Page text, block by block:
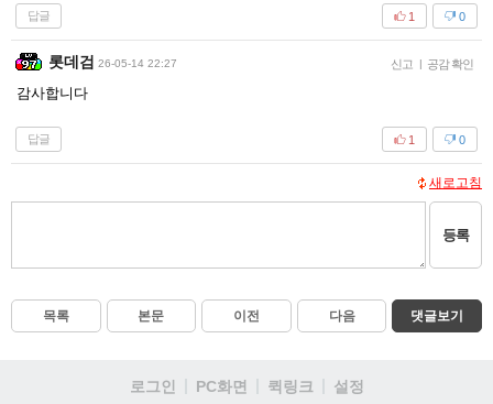
답글 0
1
롯데검 26-05-14 22:27 신고 | 공감 확인
감사합니다
답글 0
1
새로고침
등록
목록 본문 이전 다음 댓글보기
로그인 PC화면 퀵링크 설정